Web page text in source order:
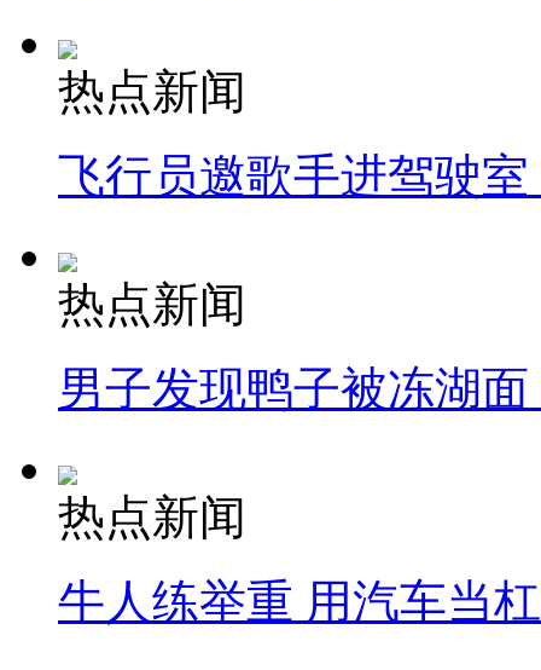
热点新闻
飞行员邀歌手进驾驶
热点新闻
男子发现鸭子被冻湖
热点新闻
牛人练举重 用汽车当